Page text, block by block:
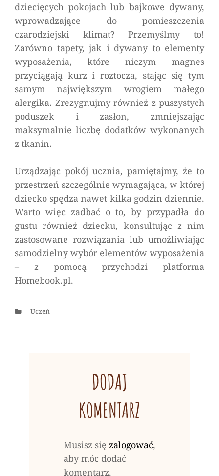
dziecięcych pokojach lub bajkowe dywany,
wprowadzające do pomieszczenia
czarodziejski klimat? Przemyślmy to!
Zarówno tapety, jak i dywany to elementy
wyposażenia, które niczym magnes
przyciągają kurz i roztocza, stając się tym
samym największym wrogiem małego
alergika. Zrezygnujmy również z puszystych
poduszek i zasłon, zmniejszając
maksymalnie liczbę dodatków wykonanych
z tkanin.
Urządzając pokój ucznia, pamiętajmy, że to
przestrzeń szczególnie wymagająca, w której
dziecko spędza nawet kilka godzin dziennie.
Warto więc zadbać o to, by przypadła do
gustu również dziecku, konsultując z nim
zastosowane rozwiązania lub umożliwiając
samodzielny wybór elementów wyposażenia
– z pomocą przychodzi platforma
Homebook.pl.
Categories
Uczeń
DODAJ
KOMENTARZ
Musisz się zalogować,
aby móc dodać
komentarz.